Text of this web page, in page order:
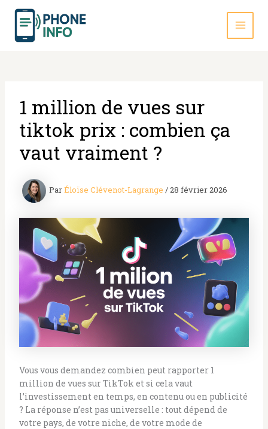
Aller
1 million de vues sur
tiktok prix : combien ça
vaut vraiment ?
ParÉloïse Clévenot-Lagrange /28 février 2026
Vous vous demandez combien peut rapporter 1
million de vues sur TikTok et si cela vaut
l’investissement en temps, en contenu ou en publicité
? La réponse n’est pas universelle : tout dépend de
votre pays, de votre niche, de votre mode de